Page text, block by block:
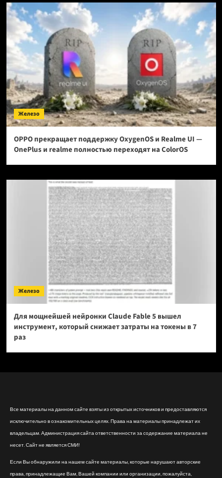
Железо
OPPO прекращает поддержку OxygenOS и Realme UI —
OnePlus и realme полностью переходят на ColorOS
Железо
Для мощнейшей нейронки Claude Fable 5 вышел
инструмент, который снижает затраты на токены в 7
раз
Все материалы на данном сайте взяты из открытых источников и предоставляются
исключительно в ознакомительных целях. Права на материалы принадлежат их
владельцам. Администрация сайта ответственности за содержание материала не
несет. Сайт не является СМИ!
Если Вы обнаружили на нашем сайте материалы, которые нарушают авторские
права, принадлежащие Вам, Вашей компании или организации, пожалуйста,